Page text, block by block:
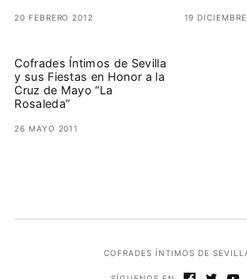
20 FEBRERO 2012 19
Cofrades Íntimos de Sevilla
y sus Fiestas en Honor a la
Cruz de Mayo “La
Rosaleda”
26 MAYO 2011
COFRADES ÍNTIMOS DE